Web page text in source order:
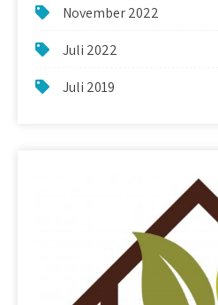
November 2022
Juli 2022
Juli 2019